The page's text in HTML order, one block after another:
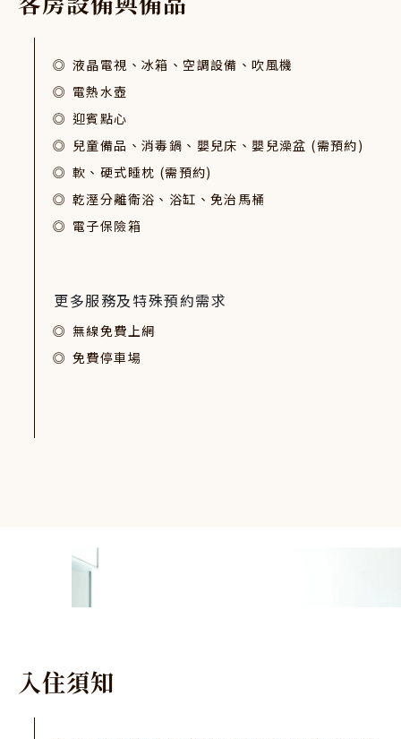
液晶電視、冰箱、空調設備、吹風機
電熱水壺
迎賓點心
兒童備品、消毒鍋、嬰兒床、嬰兒澡盆 (需預約)
軟、硬式睡枕 (需預約)
乾溼分離衛浴、浴缸、免治馬桶
電子保險箱
更多服務及特殊預約需求
無線免費上網
免費停車場
入住須知